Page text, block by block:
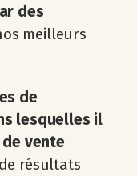
des
meilleurs
de
lesquelles il
de vente
résultats